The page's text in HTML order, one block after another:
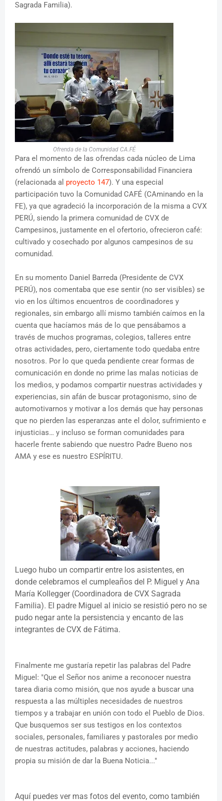
Sagrada Familia).
Ofrenda de la Comunidad CA.FÉ
Para el momento de las ofrendas cada núcleo de Lima
ofrendó un símbolo de Corresponsabilidad Financiera
(relacionada al proyecto 147). Y una especial
participación tuvo la Comunidad CAFÉ (CAminando en la
FE), ya que agradeció la incorporación de la misma a CVX
PERÚ, siendo la primera comunidad de CVX de
Campesinos, justamente en el ofertorio, ofrecieron café:
cultivado y cosechado por algunos campesinos de su
comunidad.
En su momento Daniel Barreda (Presidente de CVX
PERÚ), nos comentaba que ese sentir (no ser visibles) se
vio en los últimos encuentros de coordinadores y
regionales, sin embargo allí mismo también caímos en la
cuenta que hacíamos más de lo que pensábamos a
través de muchos programas, colegios, talleres entre
otras actividades, pero, ciertamente todo quedaba entre
nosotros. Por lo que queda pendiente crear formas de
comunicación en donde no prime las malas noticias de
los medios, y podamos compartir nuestras actividades y
experiencias, sin afán de buscar protagonismo, sino de
automotivarnos y motivar a los demás que hay personas
que no pierden las esperanzas ante el dolor, sufrimiento e
injusticias… y incluso se forman comunidades para
hacerle frente sabiendo que nuestro Padre Bueno nos
AMA y ese es nuestro ESPÍRITU.
Luego hubo un compartir entre los asistentes, en
donde celebramos el cumpleaños del P. Miguel y Ana
María Kollegger (Coordinadora de CVX Sagrada
Familia). El padre Miguel al inicio se resistió pero no se
pudo negar ante la persistencia y encanto de las
integrantes de CVX de Fátima.
Finalmente me gustaría repetir las palabras del Padre
Miguel: "Que el Señor nos anime a reconocer nuestra
tarea diaria como misión, que nos ayude a buscar una
respuesta a las múltiples necesidades de nuestros
tiempos y a trabajar en unión con todo el Pueblo de Dios.
Que busquemos ser sus testigos en los contextos
sociales, personales, familiares y pastorales por medio
de nuestras actitudes, palabras y acciones, haciendo
propia su misión de dar la Buena Noticia..."
Aquí puedes ver mas fotos del evento, como también